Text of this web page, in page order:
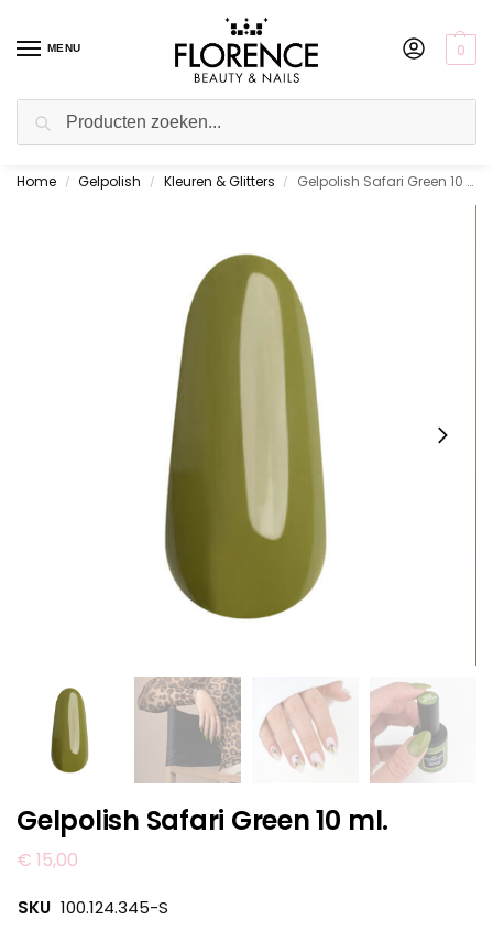
MENU 0
Gratis ophalen in de showroom
Home / Gelpolish / Kleuren & Glitters / Gelpolish Safari Green 10 ml.
Gelpolish Safari Green 10 ml.
€ 15,00
SKU 100.124.345-S